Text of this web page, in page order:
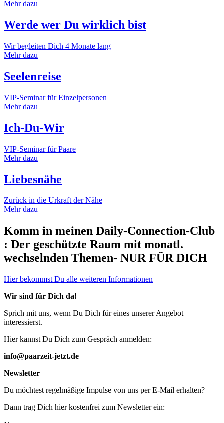
Mehr dazu
Werde wer Du wirklich bist
Wir begleiten Dich 4 Monate lang
Mehr dazu
Seelenreise
VIP-Seminar für Einzelpersonen
Mehr dazu
Ich-Du-Wir
VIP-Seminar für Paare
Mehr dazu
Liebesnähe
Zurück in die Urkraft der Nähe
Mehr dazu
Komm in meinen Daily-Connection-Club
: Der geschützte Raum mit monatl.
wechselnden Themen- NUR FÜR DICH
Hier bekommst Du alle weiteren Informationen
Wir sind für Dich da!
Sprich mit uns, wenn Du Dich für eines unserer Angebot
interessierst.
Hier kannst Du Dich zum Gespräch anmelden:
info@paarzeit-jetzt.de
Newsletter
Du möchtest regelmäßige Impulse von uns per E-Mail erhalten?
Dann trag Dich hier kostenfrei zum Newsletter ein: